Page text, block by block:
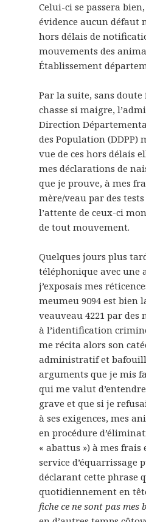
Celui-ci se passera
évidence aucun défaut
hors délais de
mouvements des
Établissement
Par la suite, sans doute
chasse si maigre,
Direction
des Population (DDPP)
vue de ces hors délais
mes déclarations de
que je prouve, à mes
mère/veau par des
l’attente de ceux-ci
de tout mouvement.
Quelques jours plus
téléphonique avec une
j’exposais mes
meumeu 9094 est bien
veauveau 4221 par des
à l’identification
me récita alors son
administratif et
arguments que je mis
qui me valut
grave et que si je
à ses exigences, mes
en procédure
« abattus ») à mes frais
service d’équarrissage
déclarant cette phrase
quotidiennement en
fiche ce ne sont pas mes